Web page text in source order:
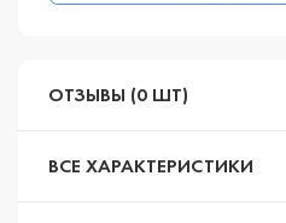
ОТЗЫВЫ (0 ШТ)
ВСЕ ХАРАКТЕРИСТИКИ